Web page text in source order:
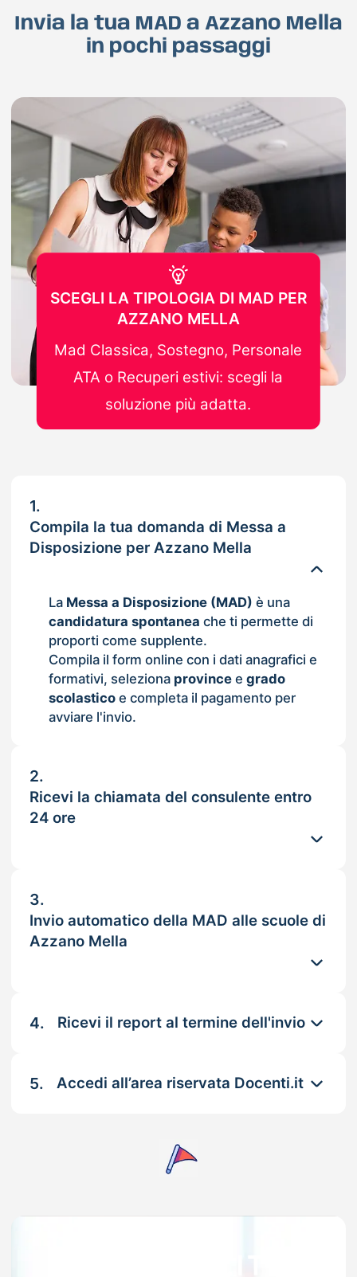
Invia la tua MAD a Azzano Mella
in pochi passaggi
1.
Compila la tua domanda di Messa a
Disposizione per Azzano Mella
La Messa a Disposizione (MAD) è una
candidatura spontanea che ti permette di
proporti come supplente.
Compila il form online con i dati anagrafici e
formativi, seleziona provincee grado
scolasticoe completa il pagamento per
avviare l'invio.
2.
Ricevi la chiamata del consulente entro
24 ore
3.
Invio automatico della MAD alle scuole di
Azzano Mella
4. Ricevi il report al termine dell'invio
5. Accedi all’area riservata Docenti.it
SCEGLI LA TIPOLOGIA DI MAD PER
AZZANO MELLA
Mad Classica, Sostegno, Personale
ATA o Recuperi estivi: scegli la
soluzione più adatta.